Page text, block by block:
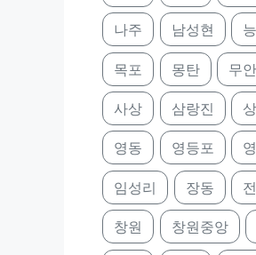
나주 남성현
목포 몽탄 무안
사상 삼랑진
영동 영등포
임성리 장동
창원 창원중앙